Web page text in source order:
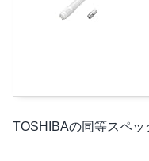
TOSHIBAの同等スペッ